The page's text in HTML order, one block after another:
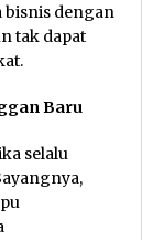
bisnis dengan
tak dapat
Baru
selalu